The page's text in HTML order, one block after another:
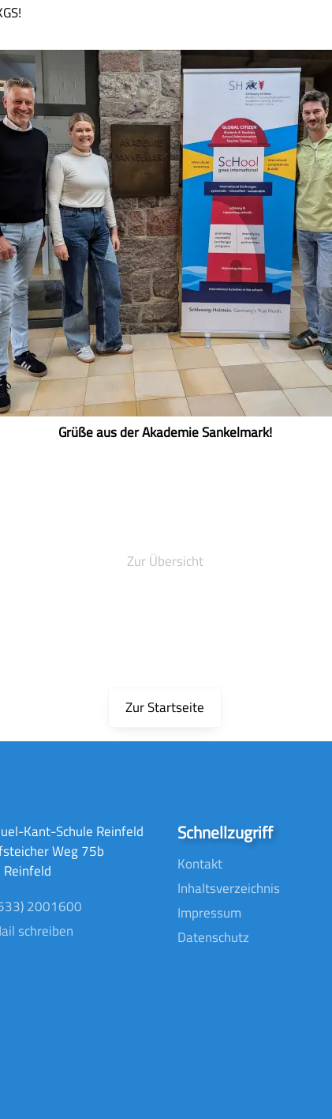
Grüße aus der Akademie Sankelmark!
Zur Übersicht
Zur Startseite
Kant-Schule Reinfeld
Weg 75b
2001600
schreiben
Schnellzugriff
Kontakt
Inhaltsverzeichnis
Impressum
Datenschutz